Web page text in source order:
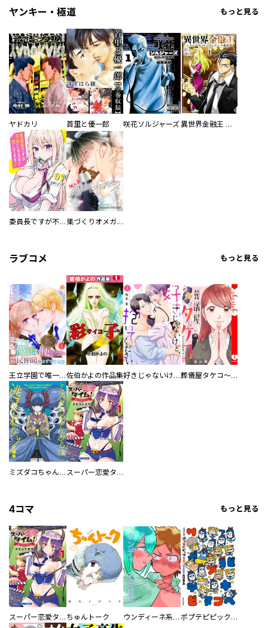
ヤンキー・極道 もっと見る
ヤドカリ 首里と優一郎 咲花ソルジャーズ 異世界金融王 ～クローネ・ゴルディオンの覇道～
委員長ですが不良になるほど恋してます！ 巣づくりオメガバース
ラブコメ もっと見る
王立学園で唯一魔法が使えない庶民仲間のはずですよね～実は王子様で私を溺愛しているなんて告白はやめてください～佐伯かよの作品集 好きじゃないけど、抱いてください【電子単行本版／特典おまけ付き】 葬儀屋タケコ～あなたの最期、叶えます【電子単行本版】
ミズダコちゃんからは逃げられない！ スーパー恋愛タイム！～現場でドＳな彼女は自宅でデレる～
4コマ もっと見る
スーパー恋愛タイム！～現場でドＳな彼女は自宅でデレる～ ちゅんトーク ウンディーネ系彼氏 ポプテピピック SEASON EIGHT